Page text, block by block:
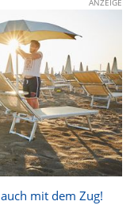
ANZEIGE
mit dem Zug!